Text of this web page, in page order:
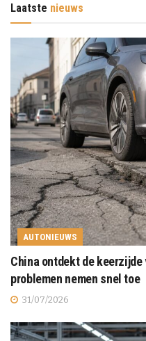
Laatste nieuws
AUTONIEUWS
China ontdekt de keerzijde
problemen nemen snel toe
31/07/2026